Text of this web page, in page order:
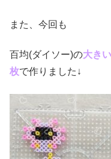
また、今回も
百均(ダイソー)の大き
枚で作りました↓